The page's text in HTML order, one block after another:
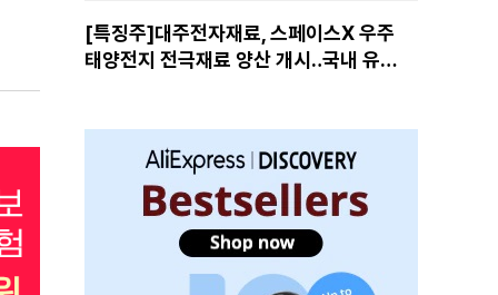
[특징주]대주전자재료, 스페이스X 우주
태양전지 전극재료 양산 개시‥국내 유일